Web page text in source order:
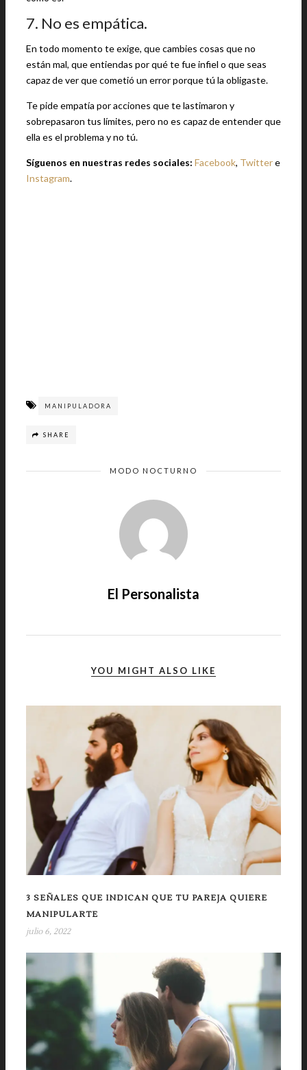
7. No es empática.
En todo momento te exige, que cambies cosas que no
están mal, que entiendas por qué te fue infiel o que seas
capaz de ver que cometió un error porque tú la obligaste.
Te pide empatía por acciones que te lastimaron y
sobrepasaron tus límites, pero no es capaz de entender que
ella es el problema y no tú.
Síguenos en nuestras redes sociales: Facebook, Twittere
Instagram.
MANIPULADORA
SHARE
MODO NOCTURNO
El Personalista
YOU MIGHT ALSO LIKE
3 SEÑALES QUE INDICAN QUE TU PAREJA QUIERE
MANIPULARTE
julio 6, 2022